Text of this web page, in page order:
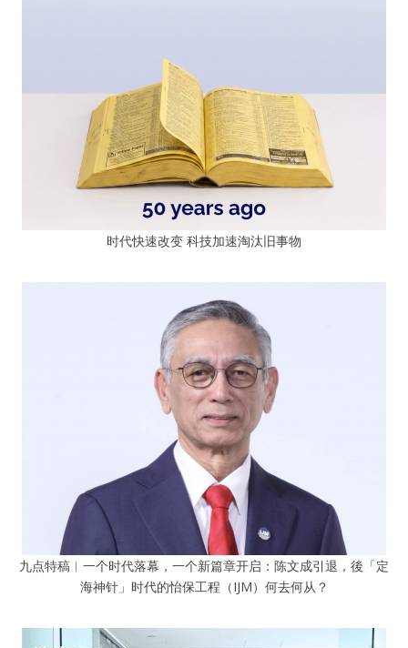
时代快速改变 科技加速淘汰旧事物
九点特稿︱一个时代落幕，一个新篇章开启：陈文成引退，後「定
海神针」时代的怡保工程（IJM）何去何从？